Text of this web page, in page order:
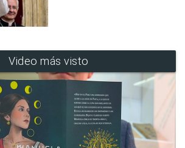
Video más visto